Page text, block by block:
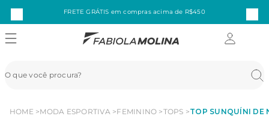
FRETE GRÁTIS em compras acima de R$450
HOME MODA ESPORTIVA FEMININO TOPS TOP SUNQUÍNI DE